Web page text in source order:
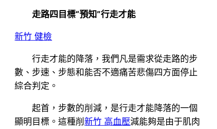
走路四目標“預知”行走才能
新竹 健檢
行走才能的降落，我們凡是需求從走路的步
數、步速、步態和能否不適痛苦悲傷四方面停止
綜合判定。
起首，步數的削減，是行走才能降落的一個
顯明目標。這種削新竹 高血壓減能夠是由于肌肉